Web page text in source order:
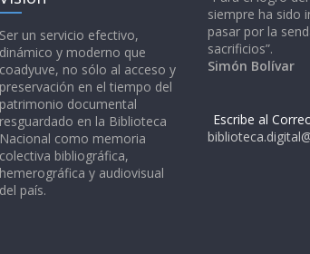
Ser un servicio efectivo,
dinámico y moderno que
coadyuve, no sólo al acceso y
preservación en el tiempo del
patrimonio documental
resguardado en la Biblioteca
Nacional como memoria
colectiva bibliográfica,
hemerográfica y audiovisual
del país.
siempre ha sido
pasar por la
sacrificios”.
Simón Bolívar
Escribe al